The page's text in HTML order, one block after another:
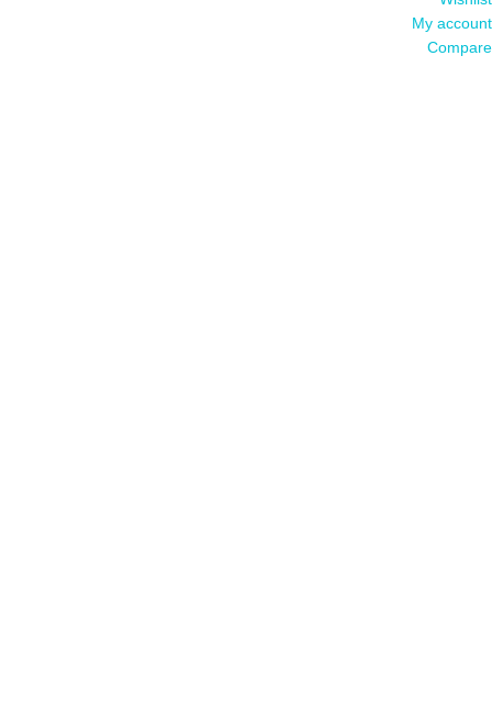
My account
Compare